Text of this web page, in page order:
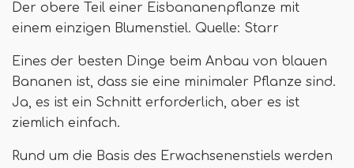
Der obere Teil einer Eisbananenpflanze mit
einem einzigen Blumenstiel. Quelle: Starr
Eines der besten Dinge beim Anbau von blauen
Bananen ist, dass sie eine minimaler Pflanze sind.
Ja, es ist ein Schnitt erforderlich, aber es ist
ziemlich einfach.
Rund um die Basis des Erwachsenenstiels werden